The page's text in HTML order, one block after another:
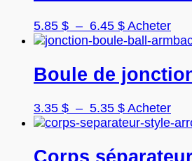
du
produit
5.85 $ – 6.45 $Plage
de
5.85 $
à
AcheterCe
Boule de
3.35 $ – 5.35 $Plage
de
3.35 $
AcheterCe
Corps